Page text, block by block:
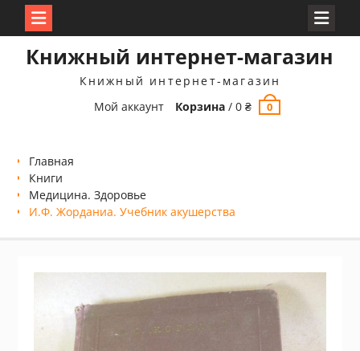
Книжный интернет-магазин
Книжный интернет-магазин
Мой аккаунт
Корзина /0₴ 0
Главная
Книги
Медицина. Здоровье
И.Ф. Жорданиа. Учебник акушерства